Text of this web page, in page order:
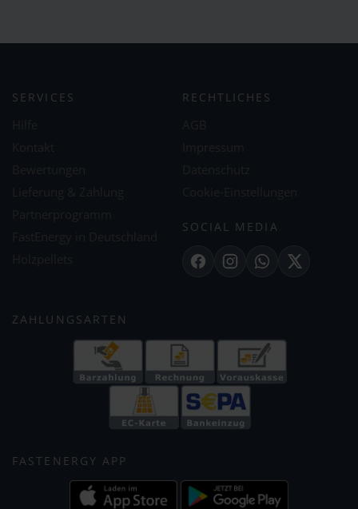
SERVICES RECHTLICHES
SOCIAL MEDIA
FacebookInstagramWhatsApp
X
ZAHLUNGSARTEN
FASTENERGY APP